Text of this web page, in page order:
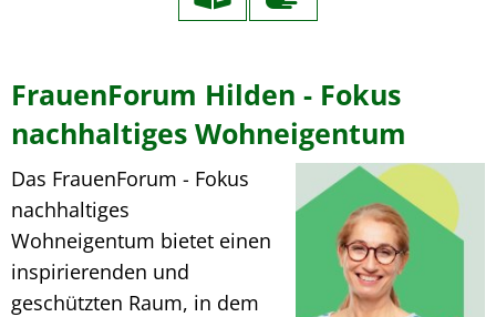
FrauenForum Hilden - Fokus
nachhaltiges Wohneigentum
Das FrauenForum - Fokus
nachhaltiges
Wohneigentum bietet einen
inspirierenden und
geschützten Raum, in dem